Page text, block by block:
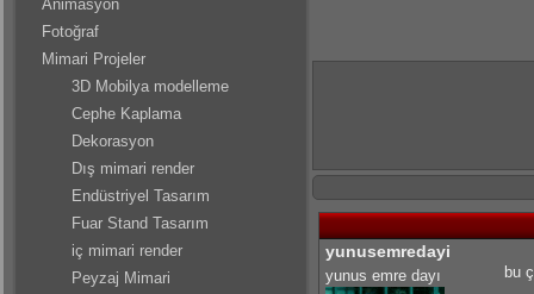
yunusemredayi
yunus emre dayı bu
Animasyon
Fotoğraf
Mimari Projeler
3D Mobilya modelleme
Cephe Kaplama
Dekorasyon
Dış mimari render
Endüstriyel Tasarım
Fuar Stand Tasarım
iç mimari render
Peyzaj Mimari